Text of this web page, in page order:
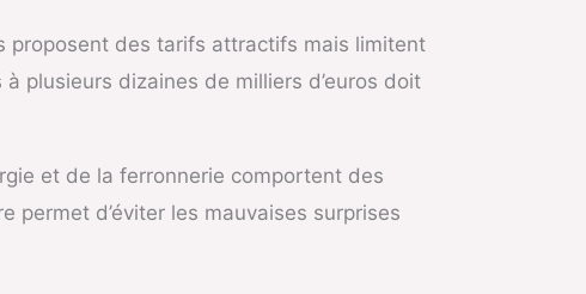
proposent des tarifs attractifs mais limitent
plusieurs dizaines de milliers d’euros doit
et de la ferronnerie comportent des
d’éviter les mauvaises surprises